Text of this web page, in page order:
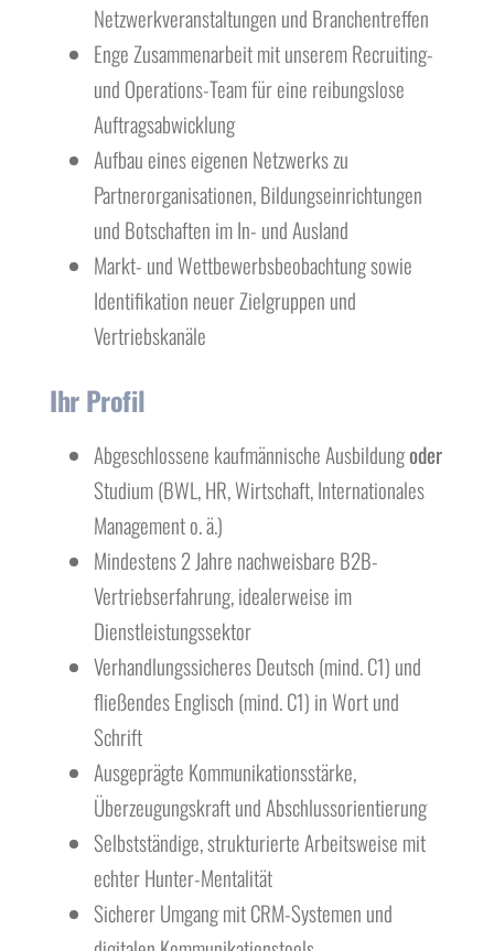
Netzwerkveranstaltungen und Branchentreffen
Enge Zusammenarbeit mit unserem Recruiting-
und Operations-Team für eine reibungslose
Auftragsabwicklung
Aufbau eines eigenen Netzwerks zu
Partnerorganisationen, Bildungseinrichtungen
und Botschaften im In- und Ausland
Markt- und Wettbewerbsbeobachtung sowie
Identifikation neuer Zielgruppen und
Vertriebskanäle
Ihr Profil
Abgeschlossene kaufmännische Ausbildungoder
Studium (BWL, HR, Wirtschaft, Internationales
Management o. ä.)
Mindestens 2 Jahre nachweisbare B2B-
Vertriebserfahrung, idealerweise im
Dienstleistungssektor
Verhandlungssicheres Deutsch (mind. C1) und
fließendes Englisch (mind. C1) in Wort und
Schrift
Ausgeprägte Kommunikationsstärke,
Überzeugungskraft und Abschlussorientierung
Selbstständige, strukturierte Arbeitsweise mit
echter Hunter-Mentalität
Sicherer Umgang mit CRM-Systemen und